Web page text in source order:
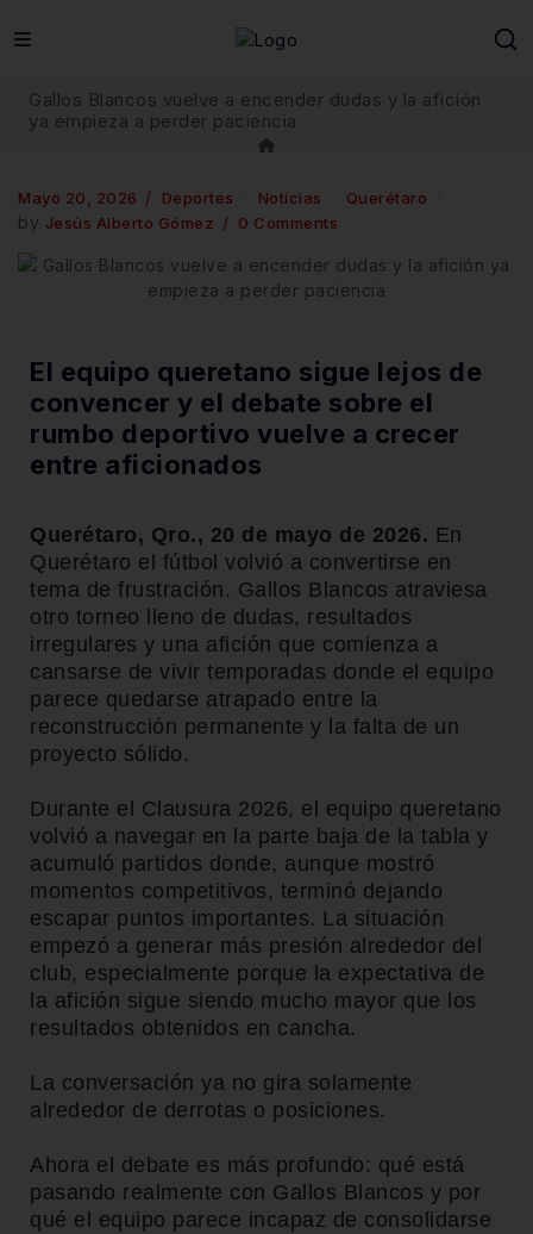
Gallos Blancos vuelve a encender dudas y la afición
ya empieza a perder paciencia
Mayo 20, 2026 Deportes Noticias Querétaro
by Jesús Alberto Gómez 0 Comments
El equipo queretano sigue lejos de
convencer y el debate sobre el
rumbo deportivo vuelve a crecer
entre aficionados
Querétaro, Qro., 20 de mayo de 2026. En
Querétaro el fútbol volvió a convertirse en
tema de frustración. Gallos Blancos atraviesa
otro torneo lleno de dudas, resultados
irregulares y una afición que comienza a
cansarse de vivir temporadas donde el equipo
parece quedarse atrapado entre la
reconstrucción permanente y la falta de un
proyecto sólido.
Durante el Clausura 2026, el equipo queretano
volvió a navegar en la parte baja de la tabla y
acumuló partidos donde, aunque mostró
momentos competitivos, terminó dejando
escapar puntos importantes. La situación
empezó a generar más presión alrededor del
club, especialmente porque la expectativa de
la afición sigue siendo mucho mayor que los
resultados obtenidos en cancha.
La conversación ya no gira solamente
alrededor de derrotas o posiciones.
Ahora el debate es más profundo: qué está
pasando realmente con Gallos Blancos y por
qué el equipo parece incapaz de consolidarse